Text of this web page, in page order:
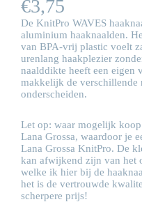
€3,75
De KnitPro WAVES
aluminium haaknaalden.
van BPA-vrij plastic voelt
urenlang haakplezier
naalddikte heeft een eigen
makkelijk de verschillende
onderscheiden.
Let op: waar mogelijk
Lana Grossa, waardoor je
Lana Grossa KnitPro. De
kan afwijkend zijn van het
welke ik hier bij de
het is de vertrouwde
scherpere prijs!